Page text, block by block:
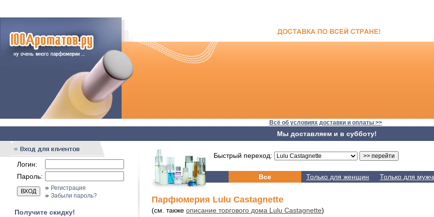
Всё об условиях доставки и оплаты >>
Мы доставляем и в субботу!
Логин:
Пароль:
» Регистрация
» Забыли пароль?
Получите скидку!
Быстрый переход:
Все Только для женщин Только для
Парфюмерия Lulu Castagnette
(см. также описание торгового дома Lulu Castagnette)